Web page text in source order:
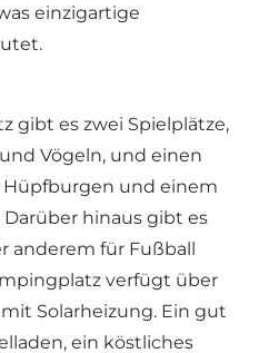
einzigartige
gibt es zwei Spielplätze,
Vögeln, und einen
und einem
hinaus gibt es
anderem für Fußball
verfügt über
Solarheizung. Ein gut
ein köstliches